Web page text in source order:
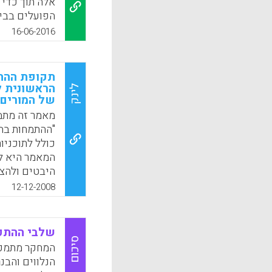
הפועלים
לעמוד על
המקצועית-
פרקי הספר
יסוד מגוון
התפקיד של
המתמחים-
הספר נועד
ובתחום
ואחרים
עזר שמיש
מבורך).
16-06-2016
לינק
תקופת
של המורים
מאמר זה
"ההתמחות
כולל
המאמר היא
היבטים
תחילה
לאחר מכן
ההתמחות
ומתואר
מציגות
בהוראה ,
12-12-2008
סיכום
שלבי
המחקר
הנלווים